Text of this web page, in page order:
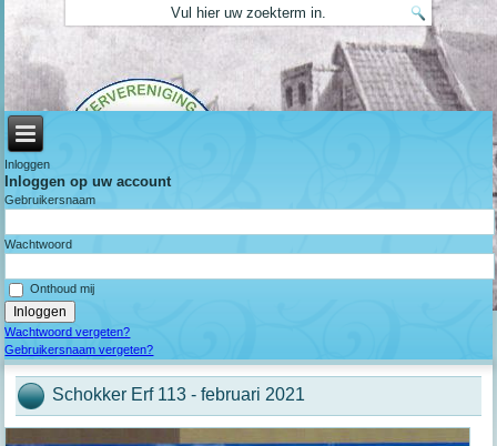
Inloggen
Inloggen op uw account
Gebruikersnaam
Wachtwoord
Onthoud mij
Wachtwoord vergeten?
Gebruikersnaam vergeten?
Schokker Erf 113 - februari 2021